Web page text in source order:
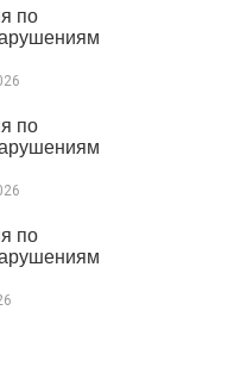
по
по
по